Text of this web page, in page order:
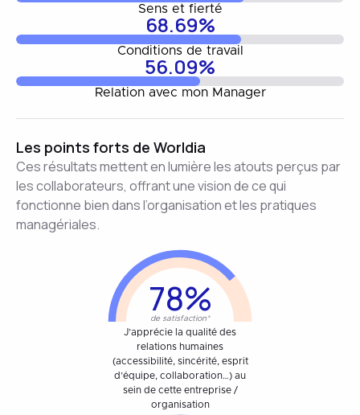
Sens et fierté
68.69%
Conditions de travail
56.09%
Relation avec mon Manager
Les points forts de Worldia
Ces résultats mettent en lumière les atouts perçus par
les collaborateurs, offrant une vision de ce qui
fonctionne bien dans l’organisation et les pratiques
managériales.
78%
de satisfaction*
J’apprécie la qualité des
relations humaines
(accessibilité, sincérité, esprit
d’équipe, collaboration…) au
sein de cette entreprise /
organisation